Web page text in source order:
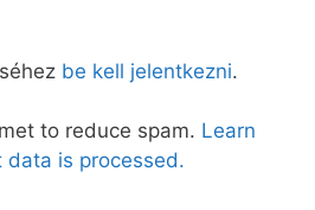
be kell jelentkezni.
to reduce spam. Learn
data is processed.